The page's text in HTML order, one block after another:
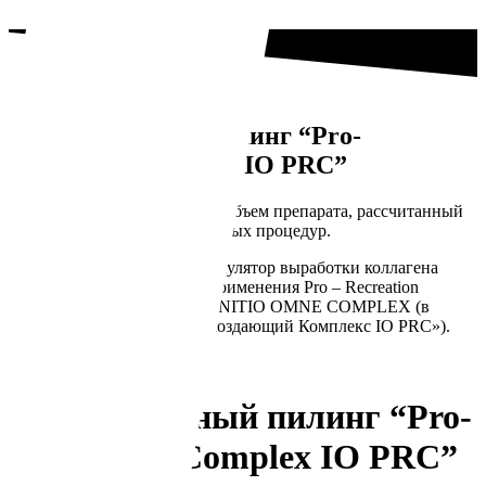
Поверхностный пилинг “Pro-
Recreation Complex IO PRC”
Один флакон PRC содержит объем препарата, рассчитанный
на полный курс из 4-х салонных процедур.
Первый в мире солевой стимулятор выработки коллагена
всесезонного топического применения Pro – Recreation
Complex IO PRC от бренда INITIO OMNE COMPLEX (в
переводе на русский- «Воссоздающий Комплекс IO PRC»).
Поверхностный пилинг “Pro-
Recreation Complex IO PRC”